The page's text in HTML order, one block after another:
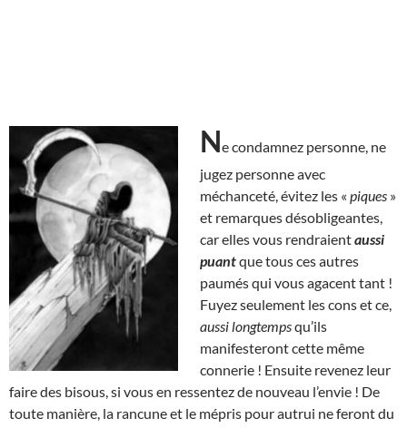
Ne condamnez personne, ne
jugez personne avec
méchanceté, évitez les « piques »
et remarques désobligeantes,
car elles vous rendraientaussi
puantque tous ces autres
paumés qui vous agacent tant !
Fuyez seulement les cons et ce,
aussi longtempsqu’ils
manifesteront cette même
connerie ! Ensuite revenez leur
faire des bisous, si vous en ressentez de nouveau l’envie ! De
toute manière, la rancune et le mépris pour autrui ne feront du